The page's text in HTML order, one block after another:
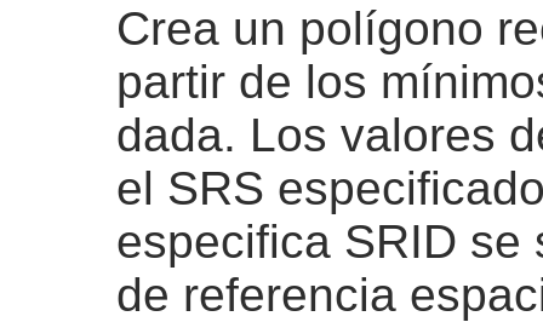
Crea un polígono
partir de los
dada. Los valores
el SRS
especifica SRID se
de referencia